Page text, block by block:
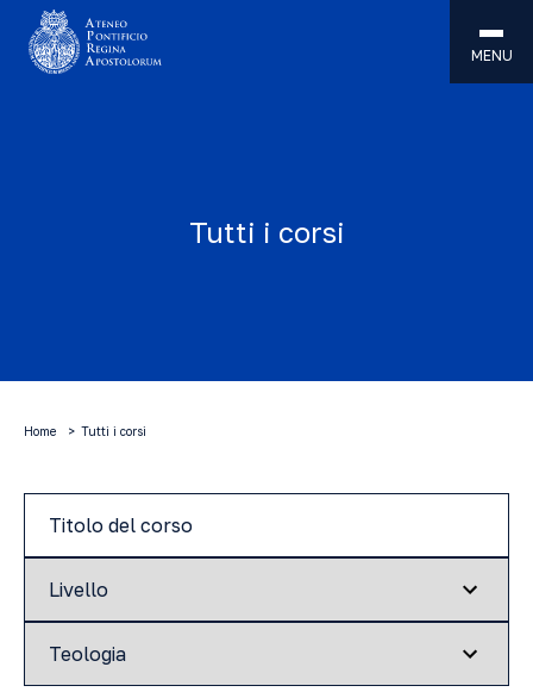
MENU
Tutti i corsi
Home Tutti i corsi